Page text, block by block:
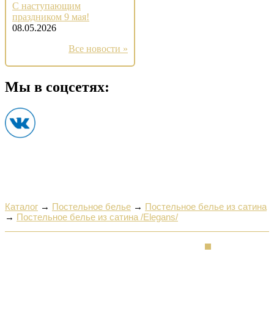
С наступающим
праздником 9 мая!
08.05.2026
Все новости »
Мы в соцсетях:
Каталог → Постельное белье → Постельное белье из сатина
→ Постельное белье из сатина /Elegans/